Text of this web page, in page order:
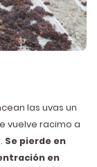
las uvas un
vuelve racimo a
Se pierde en
en